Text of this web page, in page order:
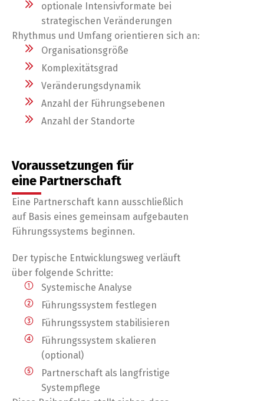
optionale Intensivformate bei
strategischen Veränderungen
Rhythmus und Umfang orientieren sich an:
Organisationsgröße
Komplexitätsgrad
Veränderungsdynamik
Anzahl der Führungsebenen
Anzahl der Standorte
Voraussetzungen für
eine Partnerschaft
Eine Partnerschaft kann ausschließlich
auf Basis eines gemeinsam aufgebauten
Führungssystems beginnen.
Der typische Entwicklungsweg verläuft
über folgende Schritte:
Systemische Analyse
Führungssystem festlegen
Führungssystem stabilisieren
Führungssystem skalieren
(optional)
Partnerschaft als langfristige
Systempflege